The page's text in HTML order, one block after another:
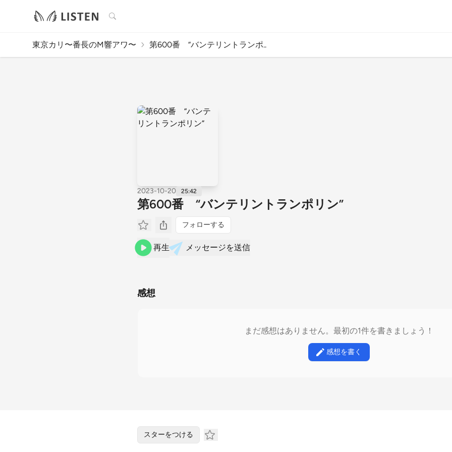
検索
東京カリ〜番長のM響アワ〜 第600番 “バンテリントランポ..
2023-10-20 25:42
第600番 “バンテリントランポリン”
フォローする
再生 メッセージを送信
感想
まだ感想はありません。最初の1件を書きましょう！
感想を書く
スターをつける